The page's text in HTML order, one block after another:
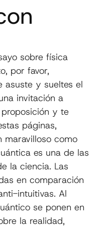
sobre física
por favor,
asuste y sueltes el
invitación a
y te
páginas,
maravilloso como
es una de las
la ciencia. Las
en comparación
intuitivas. Al
se ponen en
la realidad,